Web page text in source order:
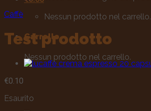
Nessun prodotto nel carrello.
Carrello
Nessun prodotto nel carrello.
Caffè
Test prodotto
€0.10
Esaurito